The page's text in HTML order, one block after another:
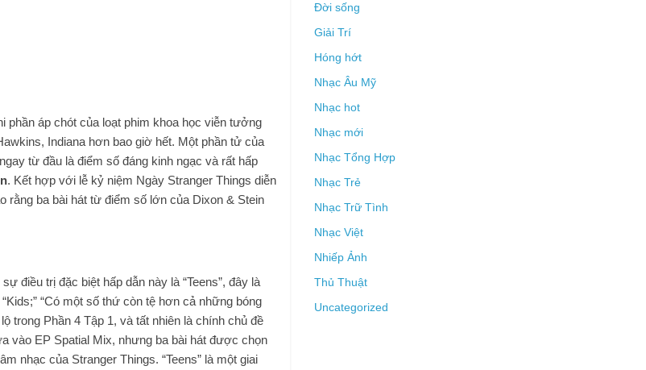
phần áp chót của loạt phim khoa học viễn tưởng
Indiana hơn bao giờ hết. Một phần tử của
từ đầu là điểm số đáng kinh ngạc và rất hấp
. Kết hợp với lễ kỷ niệm Ngày Stranger Things diễn
rằng ba bài hát từ điểm số lớn của Dixon & Stein
điều trị đặc biệt hấp dẫn này là “Teens”, đây là
“Có một số thứ còn tệ hơn cả những bóng
trong Phần 4 Tập 1, và tất nhiên là chính chủ đề
vào EP Spatial Mix, nhưng ba bài hát được chọn
nhạc của Stranger Things. “Teens” là một giai
Đời sống
Giải Trí
Hóng hớt
Nhạc Âu Mỹ
Nhạc hot
Nhạc mới
Nhạc Tổng Hợp
Nhạc Trẻ
Nhạc Trữ Tình
Nhạc Việt
Nhiếp Ảnh
Thủ Thuật
Uncategorized